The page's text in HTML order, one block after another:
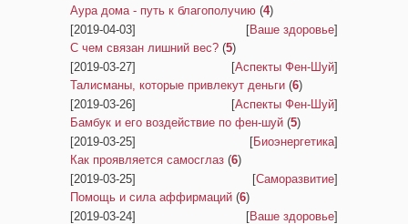
Аура дома - путь к благополучию (4)
[2019-04-03]
[Ваше здоровье]
С чем связан лишний вес? (5)
[2019-03-27]
[Аспекты Фен-Шуй]
Талисманы, которые привлекут деньги (6)
[2019-03-26]
[Аспекты Фен-Шуй]
Бамбук и его воздействие по фен-шуй (5)
[2019-03-25]
[Биоэнергетика]
Как проявляется самосглаз (6)
[2019-03-25]
[Саморазвитие]
Помощь и сила аффирмаций (6)
[2019-03-24]
[Ваше здоровье]